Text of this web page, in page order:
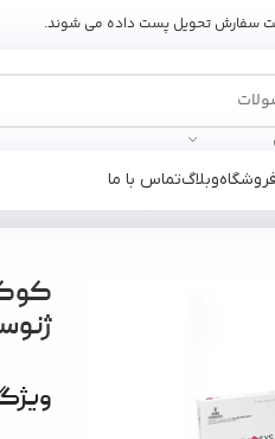
ثبت سفارش تحویل پست داده می شوند.
فروشگاهوبلاگتماس با ما